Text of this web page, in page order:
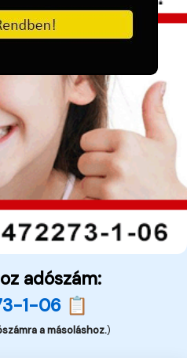
adószám:
1-06 📋
a másoláshoz.)